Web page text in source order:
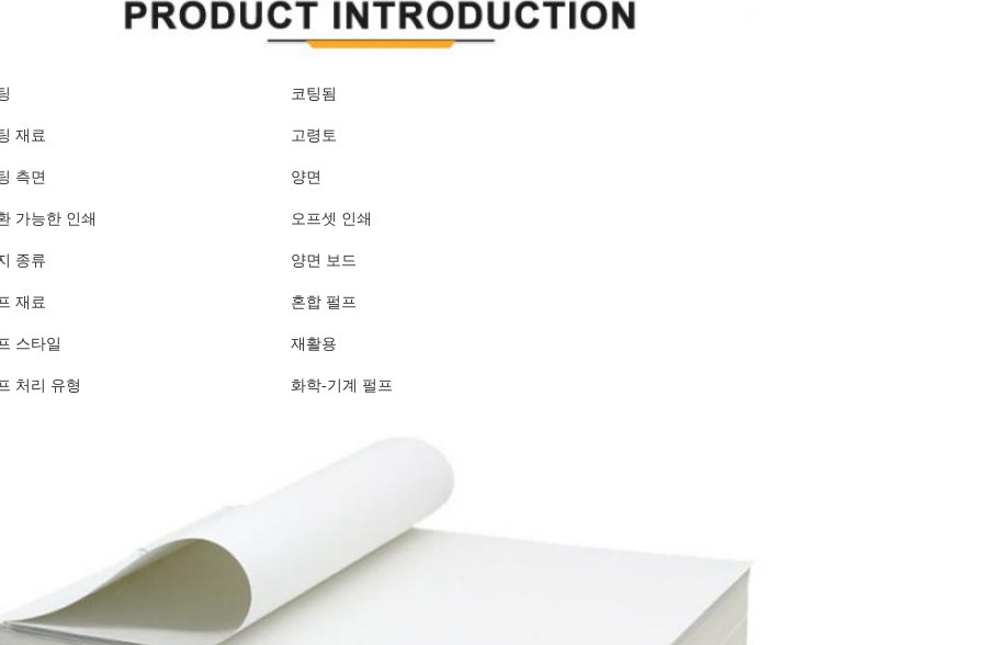
코팅됨
재료 고령토
측면 양면
가능한 인쇄 오프셋 인쇄
종류 양면 보드
재료 혼합 펄프
스타일 재활용
처리 유형 화학-기계 펄프